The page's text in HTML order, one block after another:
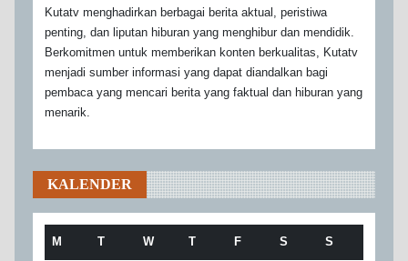
Kutatv menghadirkan berbagai berita aktual, peristiwa
penting, dan liputan hiburan yang menghibur dan mendidik.
Berkomitmen untuk memberikan konten berkualitas, Kutatv
menjadi sumber informasi yang dapat diandalkan bagi
pembaca yang mencari berita yang faktual dan hiburan yang
menarik.
KALENDER
M T W T F S S